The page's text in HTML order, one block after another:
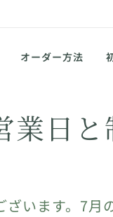
オーダー方法
業日
います。7月